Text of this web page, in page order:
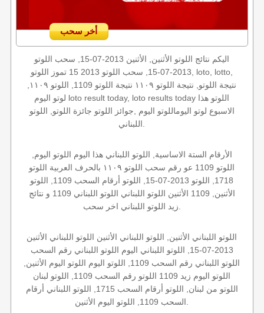
أخر سحب
اليكم نتائج اللوتو الأثنين, الأثنين 2013-07-15, سحب اللوتو
2013-07-15, سحب اللوتو 2013 15 تموز اللوتو, loto, lotto,
لوتو اليوم loto result today, loto results today اللوتو هذا
الاسبوع لوتو اليوماللوتو اليوم ,جوائز اللوتو جائزة اللوتو, اللوتو
الأرقام الستة الاساسية, اللوتو اللبناني هذا اليوم اللوتو اليوم,
اللوتو 1109 عو رقم سحب اللوتو ١١٠٩ بالحرف العربية اللوتو
1718, اللوتو 2013-07-15, اللوتو أرقام السحب 1109, اللوتو
الأثنين, 1109 الأثنين اللوتو اللبناني اللوتو اللبناني 1109 و نتائج
اللوتو اللبناني الأثنين, اللوتو اللبناني الأثنين اللوتو اللبناني الأثنين
2013-07-15, اللوتو اللبناني اليوم اللوتو اللبناني رقم السحب
اللوتو اللبناني رقم السحب 1109, اللوتو اليوم اللوتو اليوم الأثنين,
اللوتو اليوم زيد 1109 اللوتو رقم السحب 1109, اللوتو لبنان
اللوتو من لبنان, اللوتو أرقام السحب 1715, اللوتو اللبناني أرقام